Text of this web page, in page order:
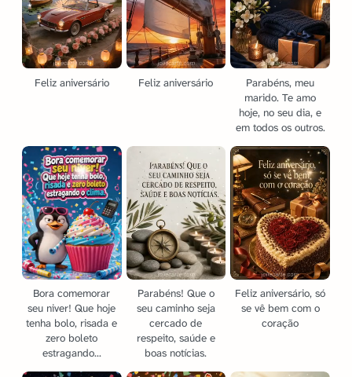
Feliz aniversário Feliz aniversário
Parabéns, meu
marido. Te amo
hoje, no seu dia, e
em todos os outros.
Bora comemorar
seu niver! Que hoje
tenha bolo, risada e
zero boleto
estragando...
Parabéns! Que o
seu caminho seja
cercado de
respeito, saúde e
boas notícias.
Feliz aniversário, só
se vê bem com o
coração